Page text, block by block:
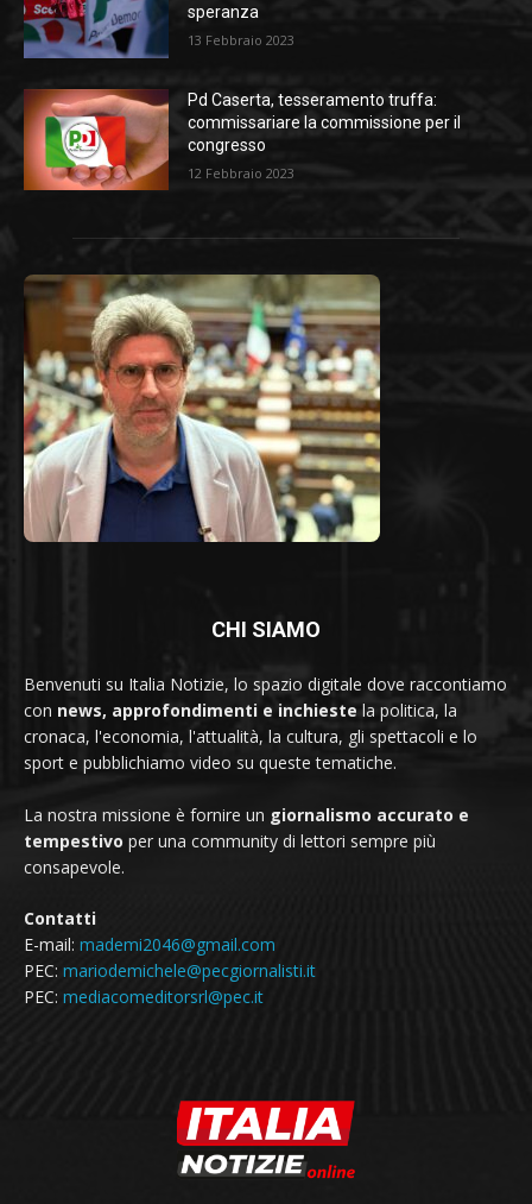
speranza
13 Febbraio 2023
Pd Caserta, tesseramento truffa:
commissariare la commissione per il
congresso
12 Febbraio 2023
CHI SIAMO
Benvenuti su Italia Notizie, lo spazio digitale dove raccontiamo
con news, approfondimenti e inchieste la politica, la
cronaca, l'economia, l'attualità, la cultura, gli spettacoli e lo
sport e pubblichiamo video su queste tematiche.
La nostra missione è fornire un giornalismo accurato e
tempestivo per una community di lettori sempre più
consapevole.
Contatti
E-mail: mademi2046@gmail.com
PEC: mariodemichele@pecgiornalisti.it
PEC: mediacomeditorsrl@pec.it